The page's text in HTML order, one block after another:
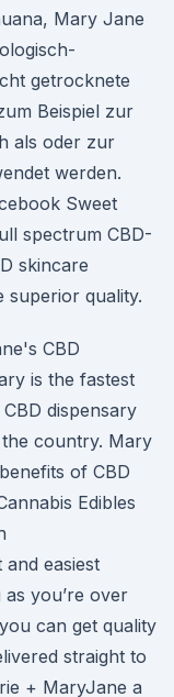
Mary Jane
getrocknete
Beispiel zur
als oder zur
werden.
Sweet
spectrum CBD-
skincare
superior quality.
CBD
is the fastest
dispensary
country. Mary
of CBD
Edibles
easiest
you’re over
can get quality
straight to
+ MaryJane a